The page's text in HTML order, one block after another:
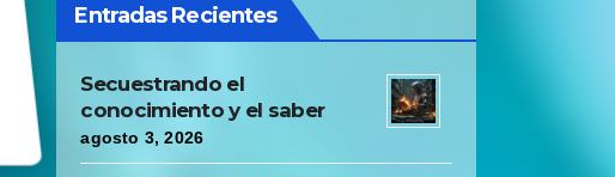
Entradas Recientes
Secuestrando el
conocimiento y el saber
agosto 3, 2026